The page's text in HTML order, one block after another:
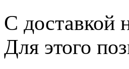
С доставкой
Для этого